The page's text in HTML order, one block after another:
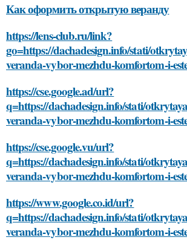
Как оформить открытую веранду
https://lens-club.ru/link?
go=https://dachadesign.info/stati/
veranda-vybor-mezhdu-komfortom-i-
https://cse.google.ad/url?
q=https://dachadesign.info/stati/
veranda-vybor-mezhdu-komfortom-i-
https://cse.google.vu/url?
q=https://dachadesign.info/stati/
veranda-vybor-mezhdu-komfortom-i-
https://www.google.co.id/url?
q=https://dachadesign.info/stati/
veranda-vybor-mezhdu-komfortom-i-